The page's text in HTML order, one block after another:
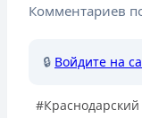
Комментариев
🔒 Войдите на
Метки
#